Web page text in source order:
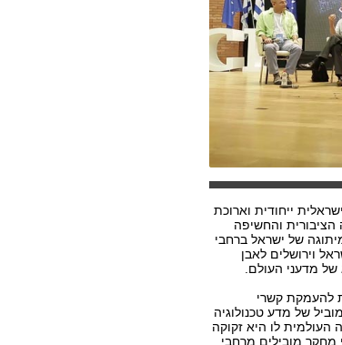
ייחודית וארוכת
הציבורית והחשיפה
של ישראל ברחבי
וירושלים לאבן
מדעני העולם.
להעמקת קשרי
של מדע טכנולוגיה
לו היא זקוקה
מחקר מובילים מרחבי